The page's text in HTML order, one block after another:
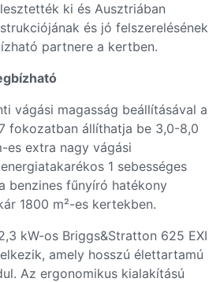
ki és Ausztriában
és jó felszerelésének
partnere a kertben.
vágási magasság beállításával a
fokozatban állíthatja be 3,0-8,0
es extra nagy vágási
1 sebességes
benzines fűnyíró hatékony
1800 m²-es kertekben.
kW-os Briggs&Stratton 625 EXI
amely hosszú élettartamú
Az ergonomikus kialakítású